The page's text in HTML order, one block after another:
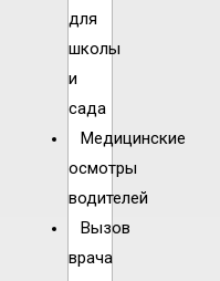
для
школы
и
сада
Медицинские
осмотры
водителей
Вызов
врача